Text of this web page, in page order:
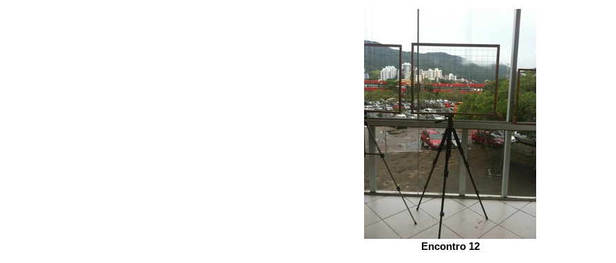
Encontro 12